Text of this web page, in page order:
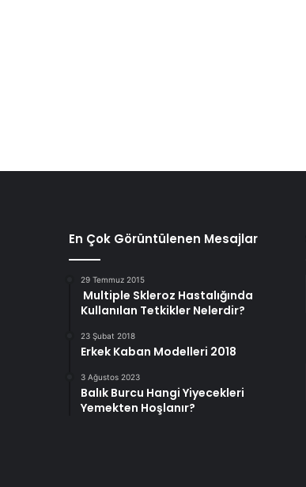
En Çok Görüntülenen Mesajlar
29 Temmuz 2015
Multiple Skleroz Hastalığında
Kullanılan Tetkikler Nelerdir?
23 Şubat 2018
Erkek Kaban Modelleri 2018
3 Ağustos 2023
Balık Burcu Hangi Yiyecekleri
Yemekten Hoşlanır?